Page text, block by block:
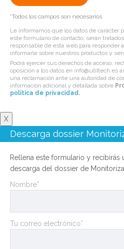
*Todos los campos son necesarios
Le informamos que los datos de carácter
este formulario de contacto, serán
responsable de esta web para responder
informarle sobre nuestros productos y
Podrá ejercer sus derechos de acceso,
oposición a los datos en info@utiltech.es
una reclamación ante una autoridad de
información adicional y detallada sobre
politica de privacidad.
X
Descarga dossier
Rellena este formulario y
descarga del dossier de
Nombre*
Tu correo electrónico*